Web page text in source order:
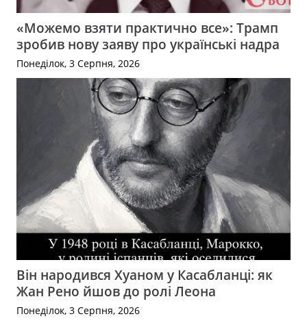
«Можемо взяти практично все»: Трамп
зробив нову заяву про українські надра
Понеділок, 3 Серпня, 2026
Він народився Хуаном у Касабланці: як
Жан Рено йшов до ролі Леона
Понеділок, 3 Серпня, 2026